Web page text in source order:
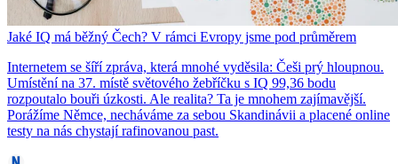
Jaké IQ má běžný Čech? V rámci Evropy jsme pod průměrem
Internetem se šíří zpráva, která mnohé vyděsila: Češi prý hloupnou.
Umístění na 37. místě světového žebříčku s IQ 99,36 bodu
rozpoutalo bouři úzkosti. Ale realita? Ta je mnohem zajímavější.
Porážíme Němce, necháváme za sebou Skandinávii a placené online
testy na nás chystají rafinovanou past.